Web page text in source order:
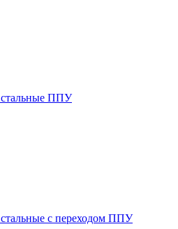
стальные ППУ
с переходом ППУ